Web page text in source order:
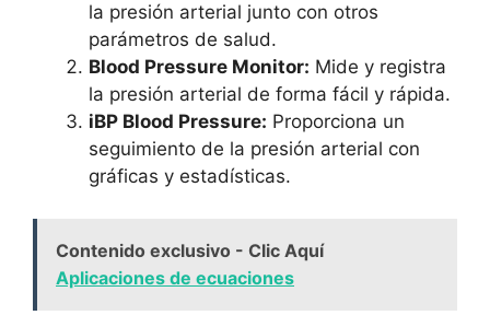
la presión arterial junto con otros
parámetros de salud.
Blood Pressure Monitor: Mide y registra
la presión arterial de forma fácil y rápida.
iBP Blood Pressure: Proporciona un
seguimiento de la presión arterial con
gráficas y estadísticas.
Contenido exclusivo - Clic Aquí
Aplicaciones de ecuaciones